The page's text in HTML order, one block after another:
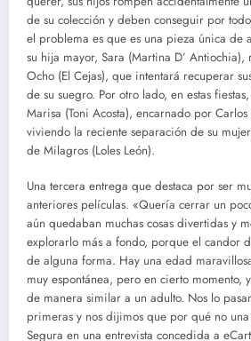
de su colección y deben conseguir por
el problema es que es una pieza única de
su hija mayor, Sara (Martina D’ Antiochia),
Ocho (El Cejas), que intentará recuperar
de su suegro. Por otro lado, en estas
Marisa (Toni Acosta), encarnado por
viviendo la reciente separación de su
de Milagros (Loles León).
Una tercera entrega que destaca por ser
anteriores películas. «Quería cerrar un
aún quedaban muchas cosas divertidas y
explorarlo más a fondo, porque el candor
de alguna forma. Hay una edad
muy espontánea, pero en cierto momento,
de manera similar a un adulto. Nos lo
primeras y nos dijimos que por qué no
Segura en una entrevista concedida a